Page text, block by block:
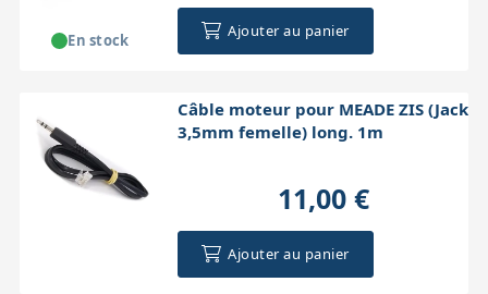
Ajouter au panier
En stock
Câble moteur pour MEADE ZIS (Jack
3,5mm femelle) long. 1m
11,00 €
Ajouter au panier